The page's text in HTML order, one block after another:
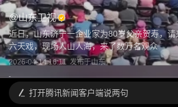
@山东卫视
近日，山东济宁一企业家为80岁父亲贺寿，
六天戏，现场人山人海，来了数万名观众
2026-04-14 16:11 发布于山东
打开腾讯新闻客户端说两句